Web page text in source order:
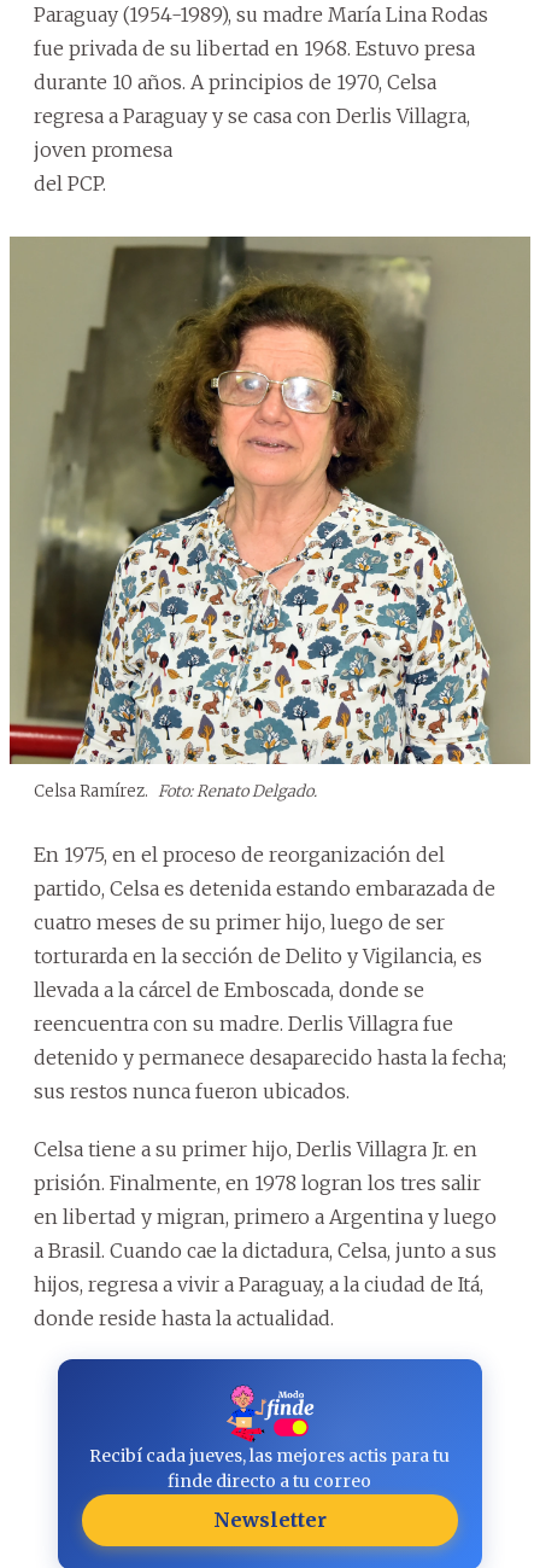
Paraguay (1954-1989), su madre María Lina Rodas
fue privada de su libertad en 1968. Estuvo presa
durante 10 años. A principios de 1970, Celsa
regresa a Paraguay y se casa con Derlis Villagra,
joven promesa
del PCP.
Celsa Ramírez. Foto: Renato Delgado.
En 1975, en el proceso de reorganización del
partido, Celsa es detenida estando embarazada de
cuatro meses de su primer hijo, luego de ser
torturarda en la sección de Delito y Vigilancia, es
llevada a la cárcel de Emboscada, donde se
reencuentra con su madre. Derlis Villagra fue
detenido y permanece desaparecido hasta la fecha;
sus restos nunca fueron ubicados.
Celsa tiene a su primer hijo, Derlis Villagra Jr. en
prisión. Finalmente, en 1978 logran los tres salir
en libertad y migran, primero a Argentina y luego
a Brasil. Cuando cae la dictadura, Celsa, junto a sus
hijos, regresa a vivir a Paraguay, a la ciudad de Itá,
donde reside hasta la actualidad.
Recibí cada jueves, las mejores actis para tu
finde directo a tu correo
Newsletter